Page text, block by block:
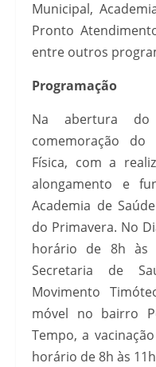
Municipal,
Pronto
entre outros
Programação
Na abertura
comemoração
Física, com a
alongamento e
Academia de
do Primavera. No
horário de 8h
Secretaria de
Movimento
móvel no bairro
Tempo, a
horário de 8h às